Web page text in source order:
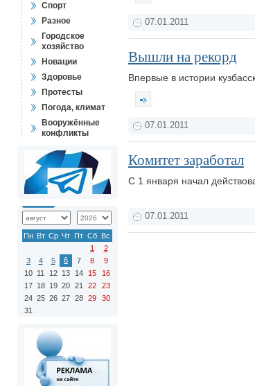
Спорт
Разное
Городское
хозяйство
Новации
Здоровье
Протесты
Погода, климат
Вооружённые
конфликты
Пн Вт Ср Чт Пт Сб Вс
1
2
3
4 5 6 7 8
9
10 11 12 13 14 15
16
17 18 19 20 21 22
23
24 25 26 27 28 29
30
31
07.01.2011
Вышли на рекорд
Впервые в истории
07.01.2011
Комитет заработал
С 1 января начал
07.01.2011